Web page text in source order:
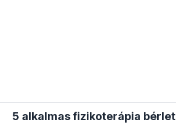
5 alkalmas fizikoterápia bérlet